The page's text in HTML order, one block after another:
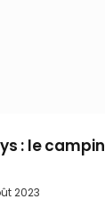
: le
2023